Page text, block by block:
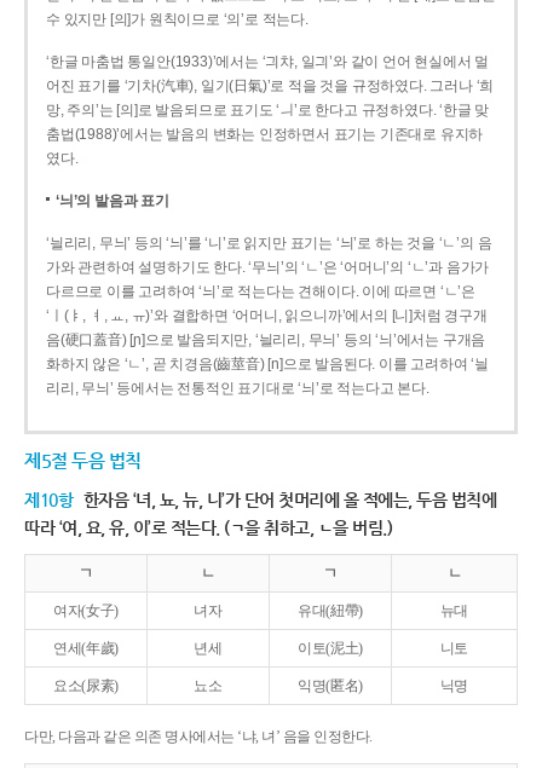
수 있지만 [의]가 원칙이므로 ‘의’로 적는다.
‘한글 마춤법 통일안(1933)’에서는 ‘긔챠, 일긔’와 같이 언어 현실에서 멀
어진 표기를 ‘기차(汽車), 일기(日氣)’로 적을 것을 규정하였다. 그러나 ‘희
망, 주의’는 [의]로 발음되므로 표기도 ‘ㅢ’로 한다고 규정하였다. ‘한글 맞
춤법(1988)’에서는 발음의 변화는 인정하면서 표기는 기존대로 유지하
였다.
‘늬’의 발음과 표기
‘늴리리, 무늬’ 등의 ‘늬’를 ‘니’로 읽지만 표기는 ‘늬’로 하는 것을 ‘ㄴ’의 음
가와 관련하여 설명하기도 한다. ‘무늬’의 ‘ㄴ’은 ‘어머니’의 ‘ㄴ’과 음가가
다르므로 이를 고려하여 ‘늬’로 적는다는 견해이다. 이에 따르면 ‘ㄴ’은
‘ㅣ(ㅑ, ㅕ, ㅛ, ㅠ)’와 결합하면 ‘어머니, 읽으니까’에서의 [니]처럼 경구개
음(硬口蓋音) [ɲ]으로 발음되지만, ‘늴리리, 무늬’ 등의 ‘늬’에서는 구개음
화하지 않은 ‘ㄴ’, 곧 치경음(齒莖音) [n]으로 발음된다. 이를 고려하여 ‘늴
리리, 무늬’ 등에서는 전통적인 표기대로 ‘늬’로 적는다고 본다.
제5절 두음 법칙
제10항 한자음 ‘녀, 뇨, 뉴, 니’가 단어 첫머리에 올 적에는, 두음 법칙에
따라 ‘여, 요, 유, 이’로 적는다. (ㄱ을 취하고, ㄴ을 버림.)
ㄱ ㄴ ㄱ ㄴ
여자(女子) 녀자 유대(紐帶) 뉴대
연세(年歲) 년세 이토(泥土) 니토
요소(尿素) 뇨소 익명(匿名) 닉명
다만, 다음과 같은 의존 명사에서는 ‘냐, 녀’ 음을 인정한다.